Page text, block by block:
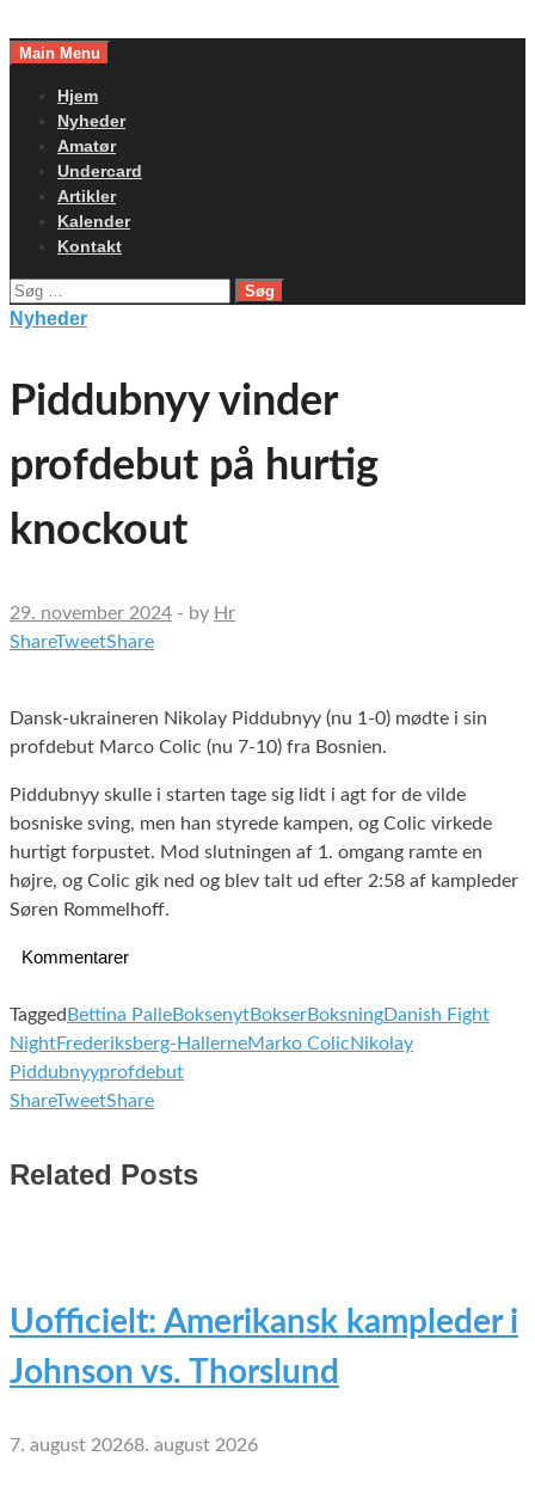
toMain Menu
Hjem
Nyheder
Amatør
Undercard
Artikler
Kalender
Kontakt
Søg
efter:
Nyheder
Piddubnyy vinder
profdebut på hurtig
knockout
29. november 2024 - by Hr
ShareTweetShare
Dansk-ukraineren Nikolay Piddubnyy (nu 1-0) mødte i sin
profdebut Marco Colic (nu 7-10) fra Bosnien.
Piddubnyy skulle i starten tage sig lidt i agt for de vilde
bosniske sving, men han styrede kampen, og Colic virkede
hurtigt forpustet. Mod slutningen af 1. omgang ramte en
højre, og Colic gik ned og blev talt ud efter 2:58 af kampleder
Søren Rommelhoff.
Kommentarer
Tagged Bettina PalleBoksenytBokserBoksningDanish Fight
NightFrederiksberg-HallerneMarko ColicNikolay
Piddubnyyprofdebut
ShareTweetShare
Related Posts
Uofficielt: Amerikansk kampleder i
Johnson vs. Thorslund
7. august 20268. august 2026